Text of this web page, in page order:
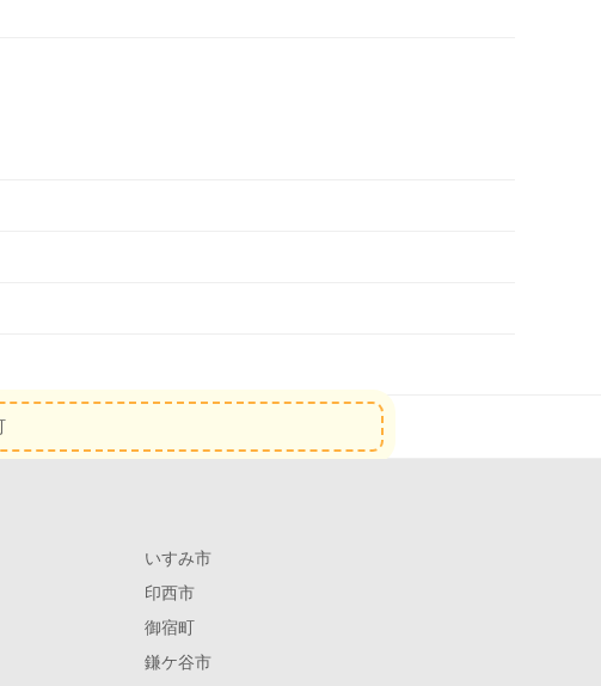
いすみ市
印西市
御宿町
鎌ケ谷市